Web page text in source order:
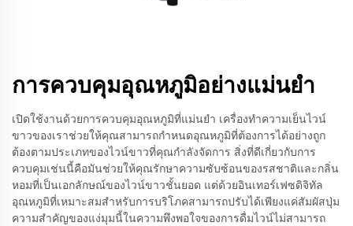
การควบคุมอุณหภูมิอย่างแม่นยํา
เปิดใช้งานด้วยการควบคุมอุณหภูมิที่แม่นยำ เครื่องทำความเย็นไวน์
ขาวของเราช่วยให้คุณสามารถกำหนดอุณหภูมิที่ต้องการได้อย่างถูก
ต้องตามประเภทของไวน์ขาวที่คุณกำลังจัดการ สิ่งที่ดีเกี่ยวกับการ
ควบคุมเช่นนี้คือมันช่วยให้คุณรักษาความซับซ้อนของรสชาติและกลิ่น
หอมที่เป็นเอกลักษณ์ของไวน์ขาวชั้นยอด แต่ด้วยอินเทอร์เฟซดิจิทัล
อุณหภูมิที่เหมาะสมสำหรับการบริโภคสามารถปรับได้เพียงแค่สัมผัสปุ่ม
ความสำคัญของแง่มุมนี้ในความพึงพอใจของการดื่มไวน์ไม่สามารถ